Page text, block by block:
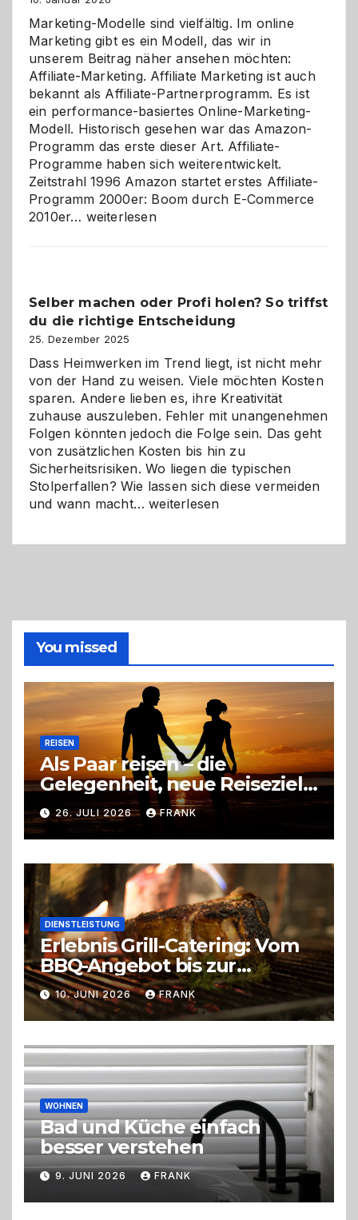
Marketing-Modelle sind vielfältig. Im online
Marketing gibt es ein Modell, das wir in
unserem Beitrag näher ansehen möchten:
Affiliate-Marketing. Affiliate Marketing ist auch
bekannt als Affiliate-Partnerprogramm. Es ist
ein performance-basiertes Online-Marketing-
Modell. Historisch gesehen war das Amazon-
Programm das erste dieser Art. Affiliate-
Programme haben sich weiterentwickelt.
Zeitstrahl 1996 Amazon startet erstes Affiliate-
Programm 2000er: Boom durch E-Commerce
2010er… Affiliate-
Herausforderungen
und
Zukunft
weiterlesen
Selber machen oder Profi holen? So triffst
du die richtige Entscheidung
25. Dezember 2025
Dass Heimwerken im Trend liegt, ist nicht mehr
von der Hand zu weisen. Viele möchten Kosten
sparen. Andere lieben es, ihre Kreativität
zuhause auszuleben. Fehler mit unangenehmen
Folgen könnten jedoch die Folge sein. Das geht
von zusätzlichen Kosten bis hin zu
Sicherheitsrisiken. Wo liegen die typischen
Stolperfallen? Wie lassen sich diese vermeiden
und wann macht…Selber
du
richtige
Entscheidung
weiterlesen
You missed
REISEN
Als Paar reisen – die
Gelegenheit, neue Reiseziele
zu entdecken
26. JULI 2026 FRANK
DIENSTLEISTUNG
Erlebnis Grill-Catering: Vom
BBQ-Angebot bis zur
perfekten Eventorganisation
Trend zu Outdoor-Events,
Erlebnisgastronomie und
Live-Cooking
10. JUNI 2026 FRANK
WOHNEN
Bad und Küche einfach
besser verstehen
9. JUNI 2026 FRANK